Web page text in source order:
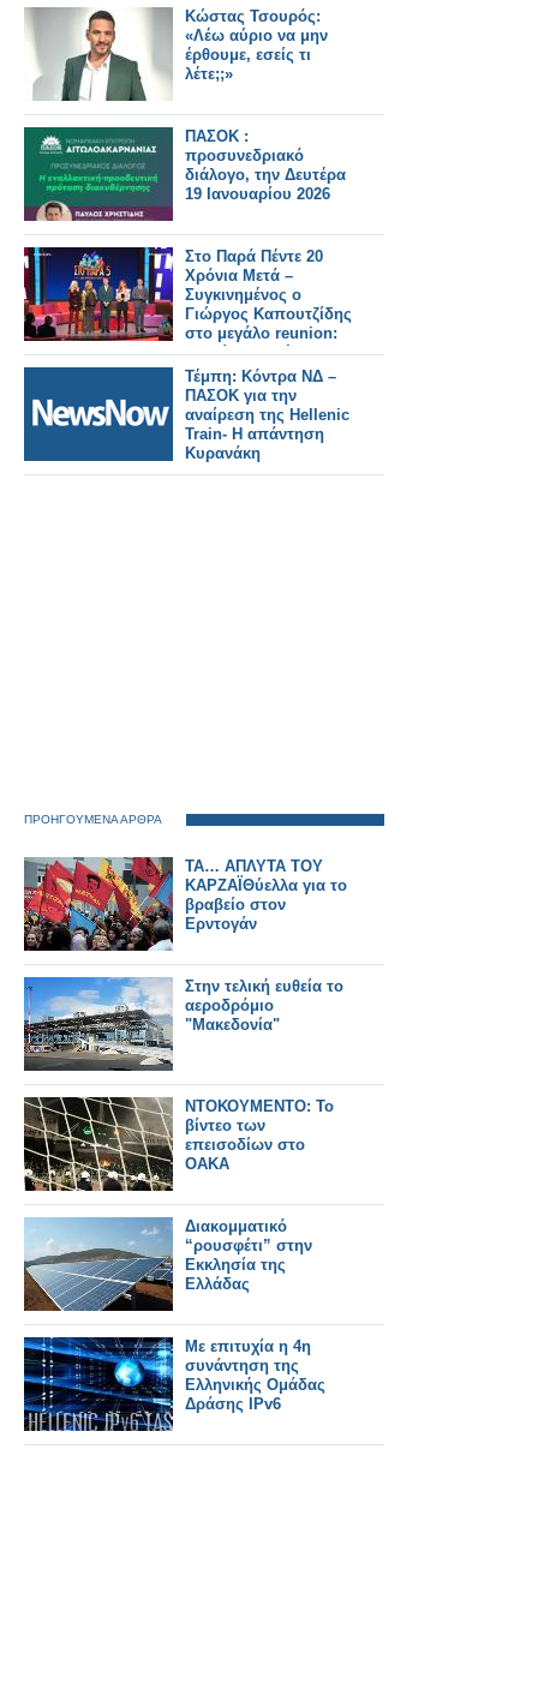
Κώστας Τσουρός:
«Λέω αύριο να μην
έρθουμε, εσείς τι
λέτε;;»
ΠΑΣΟΚ :
προσυνεδριακό
διάλογο, την Δευτέρα
19 Ιανουαρίου 2026
Στο Παρά Πέντε 20
Χρόνια Μετά –
Συγκινημένος ο
Γιώργος Καπουτζίδης
στο μεγάλο reunion:
«Εσείς μας φέρατε
εδώ, κρατήσατε όλο
αυτό ζωντανό»
Τέμπη: Κόντρα ΝΔ –
ΠΑΣΟΚ για την
αναίρεση της Hellenic
Train- Η απάντηση
Κυρανάκη
ΠΡΟΗΓΟΥΜΕΝΑ ΑΡΘΡΑ
ΤΑ… ΑΠΛΥΤΑ ΤΟΥ
ΚΑΡΖΑΪΘύελλα για το
βραβείο στον
Ερντογάν
Στην τελική ευθεία το
αεροδρόμιο
"Μακεδονία"
ΝΤΟΚΟΥΜΕΝΤΟ: Το
βίντεο των
επεισοδίων στο
ΟΑΚΑ
Διακομματικό
“ρουσφέτι” στην
Εκκλησία της
Ελλάδας
Με επιτυχία η 4η
συνάντηση της
Ελληνικής Ομάδας
Δράσης IPv6